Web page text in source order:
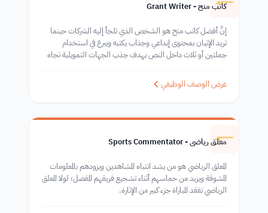
كاتب منح - Grant Writer
إنَّ أفضل كاتب منح هو الشخص الذي تلجأ إليه الشركات حينما
تريد الإتيان بمحتوى إبداعي وجذاب يكتبه ويبرع في استخدام
جملتين أو ثلاث داخل النص بهدف جذب الجهات التمويلية تجاه
عرض الوصف الوظيفي
معلق رياضي - Sports Commentator
المعلق الرياضي هو من يشد انتباه المشاهدين ويزودهم بالمعلومات
المشوقة ويزيد من حماسهم أثناء تشجيع فريقهم المفضل؛ لولا المعلق
الرياضي تفقد المباراة جزء كبير من الإثارة.